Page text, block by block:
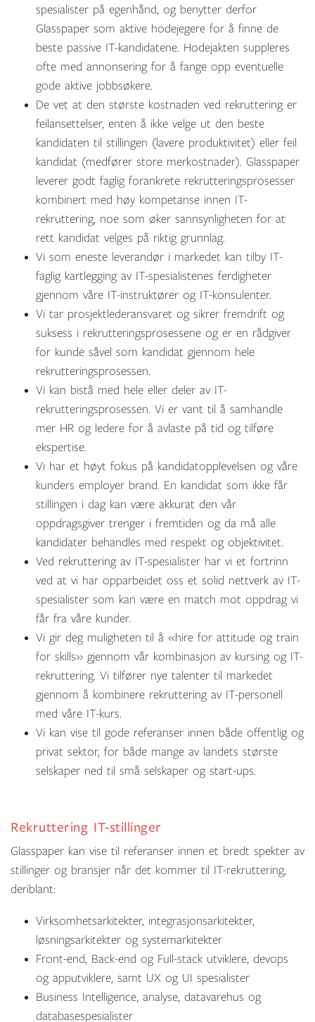
spesialister på egenhånd, og benytter derfor
Glasspaper som aktive hodejegere for å finne de
beste passive IT-kandidatene. Hodejakten suppleres
ofte med annonsering for å fange opp eventuelle
gode aktive jobbsøkere.
De vet at den største kostnaden ved rekruttering er
feilansettelser, enten å ikke velge ut den beste
kandidaten til stillingen (lavere produktivitet) eller feil
kandidat (medfører store merkostnader). Glasspaper
leverer godt faglig forankrete rekrutteringsprosesser
kombinert med høy kompetanse innen IT-
rekruttering, noe som øker sannsynligheten for at
rett kandidat velges på riktig grunnlag.
Vi som eneste leverandør i markedet kan tilby IT-
faglig kartlegging av IT-spesialistenes ferdigheter
gjennom våre IT-instruktører og IT-konsulenter.
Vi tar prosjektlederansvaret og sikrer fremdrift og
suksess i rekrutteringsprosessene og er en rådgiver
for kunde såvel som kandidat gjennom hele
rekrutteringsprosessen.
Vi kan bistå med hele eller deler av IT-
rekrutteringsprosessen. Vi er vant til å samhandle
mer HR og ledere for å avlaste på tid og tilføre
ekspertise.
Vi har et høyt fokus på kandidatopplevelsen og våre
kunders employer brand. En kandidat som ikke får
stillingen i dag kan være akkurat den vår
oppdragsgiver trenger i fremtiden og da må alle
kandidater behandles med respekt og objektivitet.
Ved rekruttering av IT-spesialister har vi et fortrinn
ved at vi har opparbeidet oss et solid nettverk av IT-
spesialister som kan være en match mot oppdrag vi
får fra våre kunder.
Vi gir deg muligheten til å «hire for attitude og train
for skills» gjennom vår kombinasjon av kursing og IT-
rekruttering. Vi tilfører nye talenter til markedet
gjennom å kombinere rekruttering av IT-personell
med våre IT-kurs.
Vi kan vise til gode referanser innen både offentlig og
privat sektor, for både mange av landets største
selskaper ned til små selskaper og start-ups.
Rekruttering IT-stillinger
Glasspaper kan vise til referanser innen et bredt spekter av
stillinger og bransjer når det kommer til IT-rekruttering,
deriblant:
Virksomhetsarkitekter, integrasjonsarkitekter,
løsningsarkitekter og systemarkitekter
Front-end, Back-end og Full-stack utviklere, devops
og apputviklere, samt UX og UI spesialister
Business Intelligence, analyse, datavarehus og
databasespesialister